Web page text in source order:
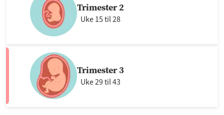
Trimester 2
Uke 15 til 28
Trimester 3
Uke 29 til 43